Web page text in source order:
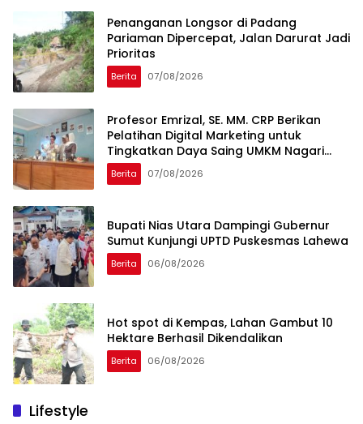
Penanganan Longsor di Padang
Pariaman Dipercepat, Jalan Darurat Jadi
Prioritas
Berita 07/08/2026
Profesor Emrizal, SE. MM. CRP Berikan
Pelatihan Digital Marketing untuk
Tingkatkan Daya Saing UMKM Nagari
Toboh Gadang
Berita 07/08/2026
Bupati Nias Utara Dampingi Gubernur
Sumut Kunjungi UPTD Puskesmas Lahewa
Berita 06/08/2026
Hot spot di Kempas, Lahan Gambut 10
Hektare Berhasil Dikendalikan
Berita 06/08/2026
Lifestyle